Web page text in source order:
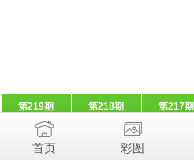
第219期 第218期 第217期
首页 彩图